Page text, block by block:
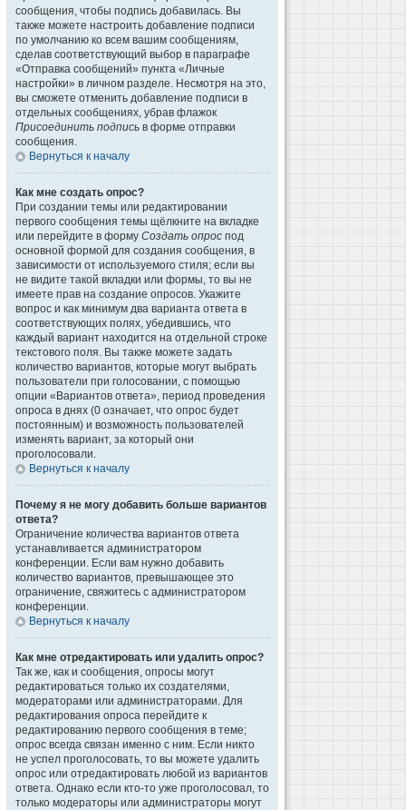
сообщения, чтобы подпись добавилась. Вы
также можете настроить добавление подписи
по умолчанию ко всем вашим сообщениям,
сделав соответствующий выбор в параграфе
«Отправка сообщений» пункта «Личные
настройки» в личном разделе. Несмотря на это,
вы сможете отменить добавление подписи в
отдельных сообщениях, убрав флажок
Присоединить подпись в форме отправки
сообщения.
Вернуться к началу
Как мне создать опрос?
При создании темы или редактировании
первого сообщения темы щёлкните на вкладке
или перейдите в форму Создать опрос под
основной формой для создания сообщения, в
зависимости от используемого стиля; если вы
не видите такой вкладки или формы, то вы не
имеете прав на создание опросов. Укажите
вопрос и как минимум два варианта ответа в
соответствующих полях, убедившись, что
каждый вариант находится на отдельной строке
текстового поля. Вы также можете задать
количество вариантов, которые могут выбрать
пользователи при голосовании, с помощью
опции «Вариантов ответа», период проведения
опроса в днях (0 означает, что опрос будет
постоянным) и возможность пользователей
изменять вариант, за который они
проголосовали.
Вернуться к началу
Почему я не могу добавить больше вариантов
ответа?
Ограничение количества вариантов ответа
устанавливается администратором
конференции. Если вам нужно добавить
количество вариантов, превышающее это
ограничение, свяжитесь с администратором
конференции.
Вернуться к началу
Как мне отредактировать или удалить опрос?
Так же, как и сообщения, опросы могут
редактироваться только их создателями,
модераторами или администраторами. Для
редактирования опроса перейдите к
редактированию первого сообщения в теме;
опрос всегда связан именно с ним. Если никто
не успел проголосовать, то вы можете удалить
опрос или отредактировать любой из вариантов
ответа. Однако если кто-то уже проголосовал, то
только модераторы или администраторы могут